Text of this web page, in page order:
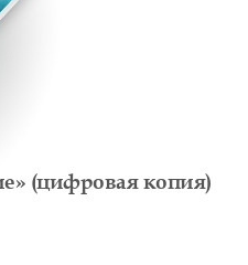
(цифровая копия)